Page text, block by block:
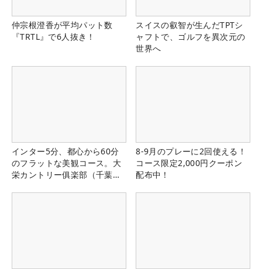
仲宗根澄香が平均パット数
『TRTL』で6人抜き！
スイスの叡智が生んだTPTシ
ャフトで、ゴルフを異次元の
世界へ
インター5分、都心から60分
のフラットな美観コース。大
栄カントリー俱楽部（千葉
8-9月のプレーに2回使える！
コース限定2,000円クーポン
配布中！